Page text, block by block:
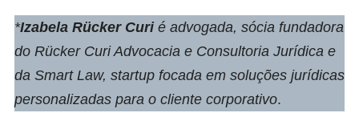
*Izabela Rücker Curié advogada, sócia fundadora
do Rücker Curi Advocacia e Consultoria Jurídica e
da Smart Law, startup focada em soluções jurídicas
personalizadas para o cliente corporativo.